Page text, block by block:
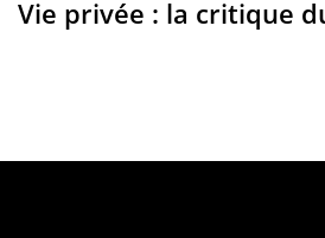
Vie privée : la critique